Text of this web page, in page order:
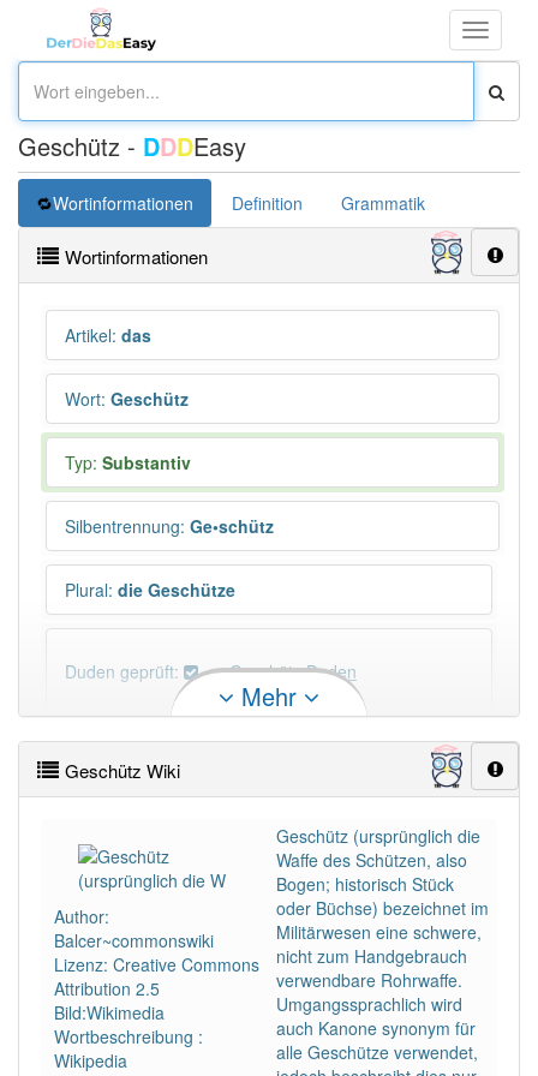
Toggle
Geschütz - DDDEasy
Wortinformationen Definition Grammatik
Wortinformationen
Artikel: das
Wort: Geschütz
Typ: Substantiv
Silbentrennung: Ge•schütz
Plural: die Geschütze
Duden geprüft: Geschütz Duden
PowerIndex:505
Häufigkeit: 4 von 10
Wörter mit Endung -geschütz: 14
Wörter mit Endung -geschützaber mit einem
anderen Artikel
Mehr
Geschütz Wiki
Author:
Balcer~commonswiki
Lizenz: Creative Commons
Attribution 2.5
Bild:Wikimedia
Wortbeschreibung :
Wikipedia
Geschütz (ursprünglich die
Waffe des Schützen, also
Bogen; historisch Stück
oder Büchse) bezeichnet im
Militärwesen eine schwere,
nicht zum Handgebrauch
verwendbare Rohrwaffe.
Umgangssprachlich wird
auch Kanone synonym für
alle Geschütze verwendet,